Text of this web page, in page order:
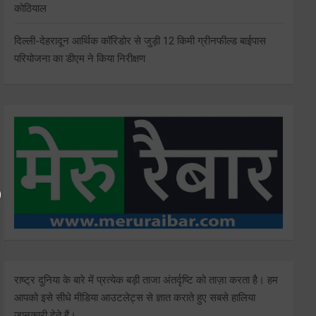
कोठियाल
दिल्ली-देहरादून आर्थिक कॉरिडोर से जुड़ी 12 किमी ग्रीनफील्ड बाईपास
परियोजना का डीएम ने किया निरीक्षण
राष्ट्र दुनिया के बारे में प्रत्येक बड़ी ताजा अंतर्दृष्टि को ताज़ा करता है। हम
आपको इसे सीधे मीडिया आउटलेट्स से ज्ञात कराते हुए सबसे हालिया